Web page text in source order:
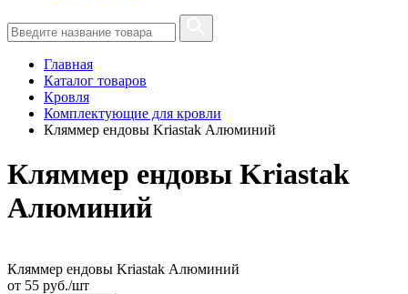
Главная
Каталог товаров
Кровля
Комплектующие для кровли
Кляммер ендовы Kriastak Алюминий
Кляммер ендовы Kriastak
Алюминий
Кляммер ендовы Kriastak Алюминий
от 55 руб./шт